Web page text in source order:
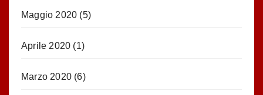
Maggio 2020 (5)
Aprile 2020 (1)
Marzo 2020 (6)